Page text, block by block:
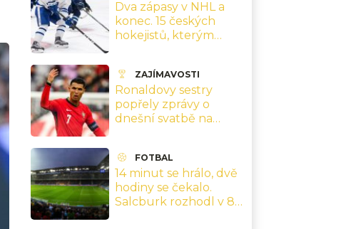
Dva zápasy v NHL a
konec. 15 českých
hokejistů, kterým
ZAJÍMAVOSTI
Ronaldovy sestry
popřely zprávy o
dnešní svatbě na
FOTBAL
14 minut se hrálo, dvě
hodiny se čekalo.
Salcburk rozhodl v 88.